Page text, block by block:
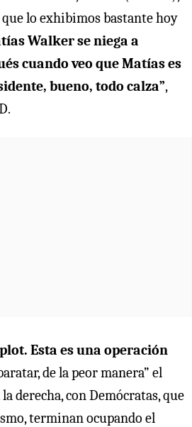
lo exhibimos bastante hoy
Walker se niega a
cuando veo que Matías es
bueno, todo calza”,
Esta es una operación
de la peor manera” el
derecha, con Demócratas, que
terminan ocupando el